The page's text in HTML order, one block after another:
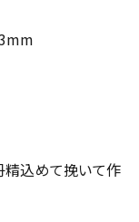
精込めて挽いて作